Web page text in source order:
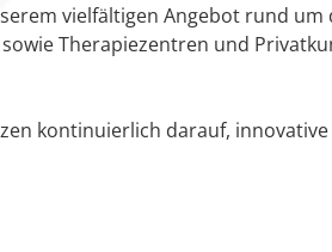
vielfältigen Angebot rund
Therapiezentren und
kontinuierlich darauf,